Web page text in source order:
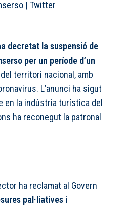
| Twitter
decretat la suspensió de
per un període d’un
territori nacional, amb
L’anunci ha sigut
en la indústria turística del
ha reconegut la patronal
ha reclamat al Govern
pal·liatives i